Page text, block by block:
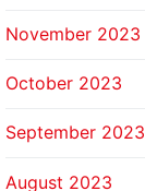
November 2023
October 2023
September 2023
August 2023